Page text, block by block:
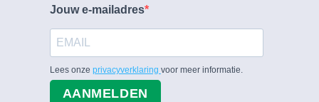
Jouw e-mailadres
Lees onze privacyverklaring voor meer informatie.
AANMELDEN